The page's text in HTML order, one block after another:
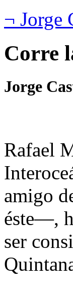
¬ Jorge
Corre
Jorge
Rafael
amigo
éste—,
ser